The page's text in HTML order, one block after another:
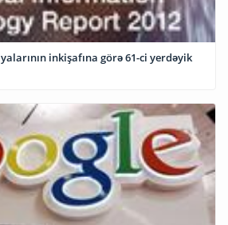
İnformasiya texnologiyalarının inkişafına görə 61-ci yerdəyik